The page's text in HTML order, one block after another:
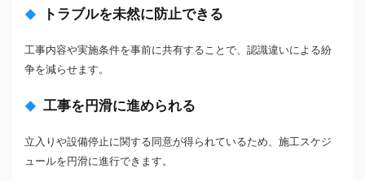
トラブルを未然に防止できる
工事内容や実施条件を事前に共有することで、認識違いによる紛
争を減らせます。
工事を円滑に進められる
立入りや設備停止に関する同意が得られているため、施工スケジ
ュールを円滑に進行できます。